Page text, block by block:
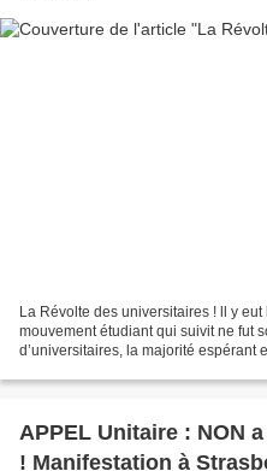
La Révolte des universitaires ! ll y
mouvement étudiant qui suivit ne fut
d’universitaires, la majorité espérant
APPEL Unitaire : NON
! Manifestation à